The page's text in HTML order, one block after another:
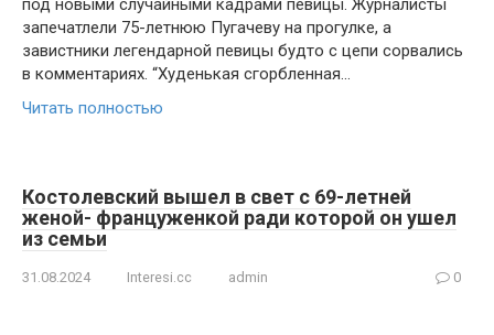
под новыми случайными кадрами певицы. Журналисты
запечатлели 75-летнюю Пугачеву на прогулке, а
завистники легендарной певицы будто с цепи сорвались
в комментариях. “Худенькая сгорбленная…
Читать полностью
Костолевский вышел в свет с 69-летней
женой- француженкой ради которой он ушел
из семьи
31.08.2024 Interesi.cc admin 0